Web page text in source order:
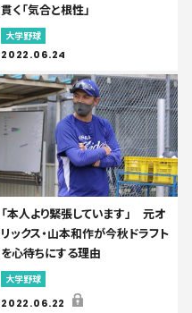
貫く「気合と根性」
大学野球
2022.06.24
「本人より緊張しています」 元オ
リックス・山本和作が今秋ドラフト
を心待ちにする理由
大学野球
2022.06.22